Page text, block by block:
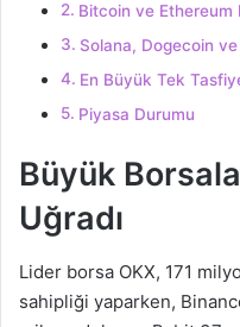
Bitcoin ve Ethereum
Solana, Dogecoin
En Büyük Tek
Piyasa Durumu
Büyük
Uğradı
Lider borsa OKX, 171
sahipliği yaparken,